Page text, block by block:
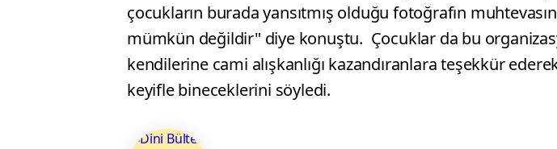
çocukların burada yansıtmış olduğu fotoğrafın
mümkün değildir" diye konuştu. Çocuklar da bu
kendilerine cami alışkanlığı kazandıranlara teşekkür
keyifle bineceklerini söyledi.